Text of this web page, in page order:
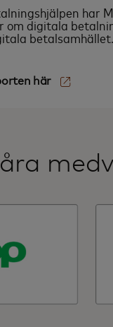
har
om digitala
här‎